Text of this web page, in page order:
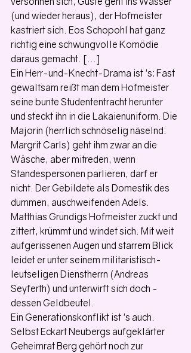
(und wieder heraus), der Hofmeister
kastriert sich. Eos Schopohl hat ganz
richtig eine schwungvolle Komödie
daraus gemacht. [...]
Ein Herr-und-Knecht-Drama ist 's: Fast
gewaltsam reißt man dem Hofmeister
seine bunte Studententracht herunter
und steckt ihn in die Lakaienuniform. Die
Majorin (herrlich schnöselig näselnd:
Margrit Carls) geht ihm zwar an die
Wäsche, aber mitreden, wenn
Standespersonen parlieren, darf er
nicht. Der Gebildete als Domestik des
dummen, auschweifenden Adels.
Matthias Grundigs Hofmeister zuckt und
zittert, krümmt und windet sich. Mit weit
aufgerissenen Augen und starrem Blick
leidet er unter seinem militaristisch-
leutseligen Dienstherrn (Andreas
Seyferth) und unterwirft sich doch -
dessen Geldbeutel.
Ein Generationskonflikt ist 's auch.
Selbst Eckart Neubergs aufgeklärter
Geheimrat Berg gehört noch zur